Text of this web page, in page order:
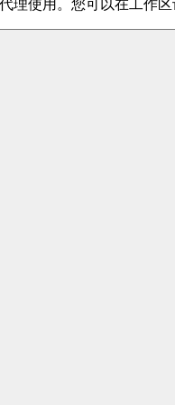
理使用。您可以在工作区